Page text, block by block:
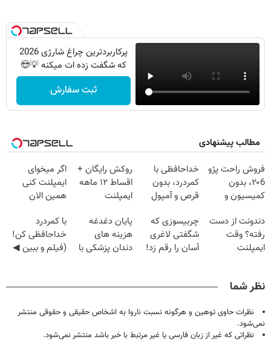
پرکاربردترین چراغ شارژی 2026
که شگفت زده ات میکنه 💡😍
ثبت سفارش
مطالب پیشنهادی
فروش راحت پژو
۲۰6، بدون
کمیسیون و
خداحافظی با
کمردرد، بدون
قرص و آمپول
روکش رایگان +
اقساط ۱۲ ماهه
ایمپلنت
اگر میخوای
ایمپلنت کنی
همین الان
۲۵ میلیون
تومان!!!
دندونت از دست
رفته؟ وقت
ایمپلنت
چربیسوزی که
شگفتی لاغری
آسان را رقم زد!
پایان دغدغه
هزینه های
دندان پزشکی با
با کمردرد
خداحافظی کن!
(فیلم و ببین ◀
نظر شما
نظرات حاوی توهین و هرگونه نسبت ناروا به اشخاص حقیقی و حقوقی منتشر
نمی‌شود.
نظراتی که غیر از زبان فارسی یا غیر مرتبط با خبر باشد منتشر نمی‌شود.